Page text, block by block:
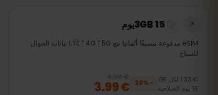
3GB 15يوم
eSIM مدفوعة مسبقًا ألمانيا مع LTE | 4G | 5G بيانات الجوال
للسياح
€ 1.33 لكل GB
15 يوم الصلاحية
−
20%
20% off, was
€ 3.99 € 4.99
€ 3.99